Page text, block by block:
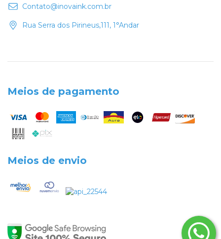
Contato@inovaink.com.br
Rua Serra dos Pirineus,111, 1°Andar
Meios de pagamento
Meios de envio